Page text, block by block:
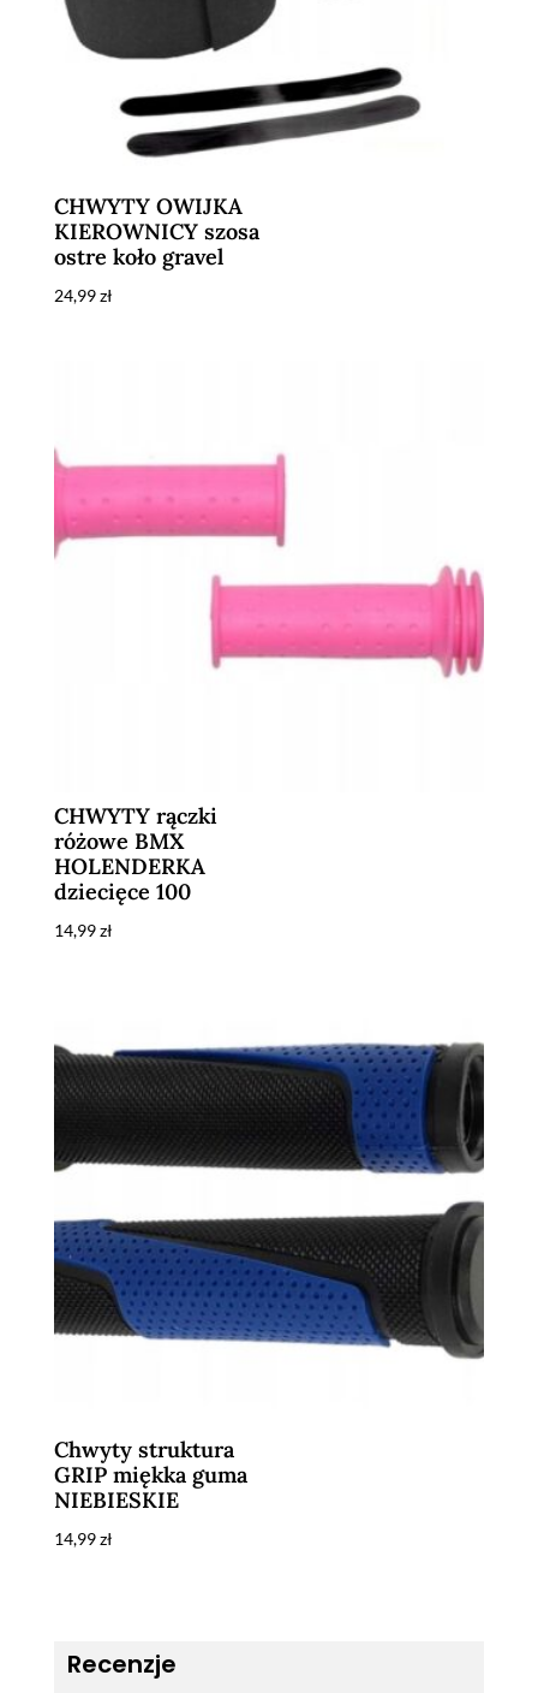
CHWYTY OWIJKA
KIEROWNICY szosa
ostre koło gravel
24,99zł
CHWYTY rączki
różowe BMX
HOLENDERKA
dziecięce 100
14,99zł
Chwyty struktura
GRIP miękka guma
NIEBIESKIE
14,99zł
Recenzje